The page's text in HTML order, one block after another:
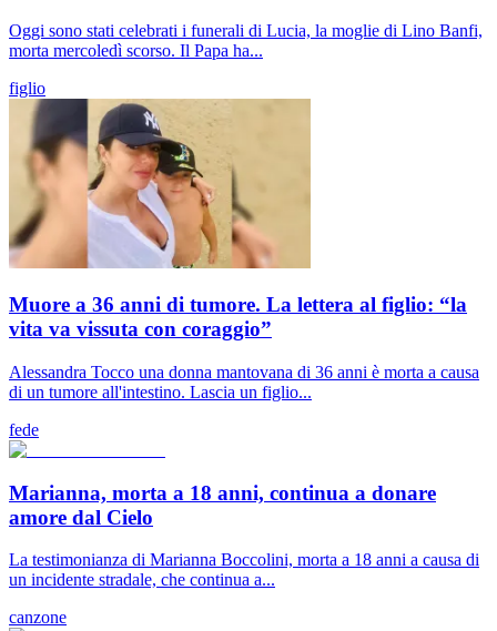
Oggi sono stati celebrati i funerali di Lucia, la moglie di Lino Banfi,
morta mercoledì scorso. Il Papa ha...
figlio
Muore a 36 anni di tumore. La lettera al figlio: “la
vita va vissuta con coraggio”
Alessandra Tocco una donna mantovana di 36 anni è morta a causa
di un tumore all'intestino. Lascia un figlio...
fede
Marianna, morta a 18 anni, continua a donare
amore dal Cielo
La testimonianza di Marianna Boccolini, morta a 18 anni a causa di
un incidente stradale, che continua a...
canzone